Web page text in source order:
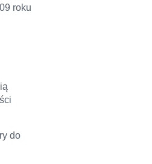
roku
do